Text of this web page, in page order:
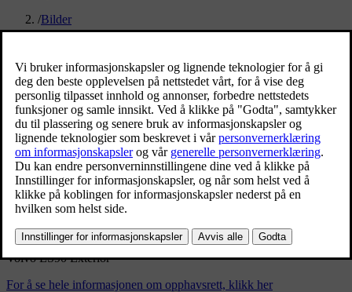
/Bilder
Volvo ES90 Exterior
3/5/2025
Bokmerke
Del
Last ned
Volvo ES90 Exterior
For å se hele informasjonen om opphavsrett, klikk her